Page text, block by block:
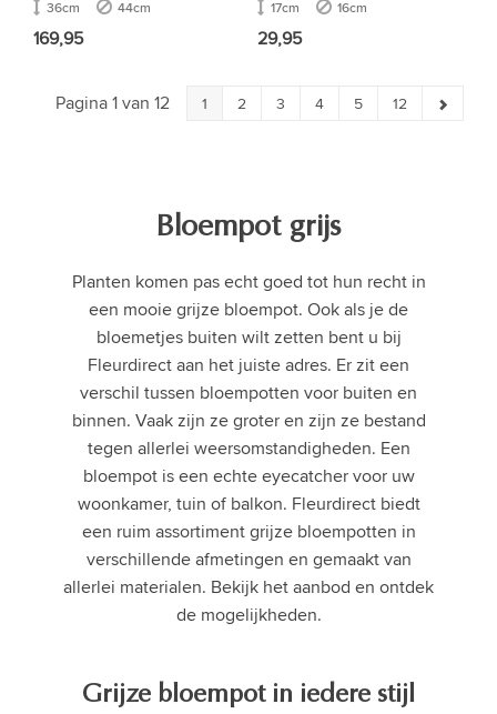
36cm 44cm
169,95
17cm 16cm
29,95
Pagina 1 van 12 1 2 3 4 5 12
Bloempot grijs
Planten komen pas echt goed tot hun recht in
een mooie grijze bloempot. Ook als je de
bloemetjes buiten wilt zetten bent u bij
Fleurdirect aan het juiste adres. Er zit een
verschil tussen bloempotten voor buiten en
binnen. Vaak zijn ze groter en zijn ze bestand
tegen allerlei weersomstandigheden. Een
bloempot is een echte eyecatcher voor uw
woonkamer, tuin of balkon. Fleurdirect biedt
een ruim assortiment grijze bloempotten in
verschillende afmetingen en gemaakt van
allerlei materialen. Bekijk het aanbod en ontdek
de mogelijkheden.
Grijze bloempot in iedere stijl